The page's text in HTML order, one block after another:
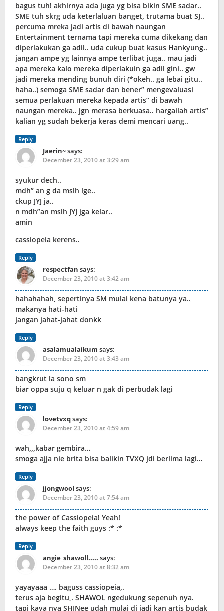
bagus tuh! akhirnya ada juga yg bisa bikin SME sadar..
SME tuh skrg uda keterlaluan banget, trutama buat SJ..
percuma mreka jadi artis di bawah naungan
Entertainment ternama tapi mereka cuma dikekang dan
diperlakukan ga adil.. uda cukup buat kasus Hankyung..
jangan ampe yg lainnya ampe terlibat juga.. mau jadi
apa mereka kalo mereka diperlakuin ga adil gini.. gw
jadi mereka mending bunuh diri (*okeh.. ga lebai gitu..
haha..) semoga SME sadar dan bener” mengevaluasi
semua perlakuan mereka kepada artis” di bawah
naungan mereka.. jgn merasa berkuasa.. hargailah artis”
kalian yg sudah bekerja keras demi mencari uang..
Reply
Jaerin~says:
December 23, 2010 at 3:29 am
syukur dech..
mdh” an g da mslh lge..
ckup JYJ ja..
n mdh”an mslh JYJ jga kelar..
amin
cassiopeia kerens..
Reply
respectfan says:
December 23, 2010 at 3:42 am
hahahahah, sepertinya SM mulai kena batunya ya..
makanya hati-hati
jangan jahat-jahat donkk
Reply
asalamualaikum says:
December 23, 2010 at 3:43 am
bangkrut la sono sm
biar oppa suju q keluar n gak di perbudak lagi
Reply
lovetvxqsays:
December 23, 2010 at 4:59 am
wah,,,kabar gembira…
smoga ajja nie brita bisa balikin TVXQ jdi berlima lagi…
Reply
jjongwool says:
December 23, 2010 at 7:54 am
the power of Cassiopeia! Yeah!
always keep the faith guys :* :*
Reply
angie_shawoll..... says:
December 23, 2010 at 8:32 am
yayayaaa …. baguss cassiopeia,.
terus aja begitu,. SHAWOL ngedukung sepenuh nya.
tapi kaya nya SHINee udah mulai di jadi kan artis budak